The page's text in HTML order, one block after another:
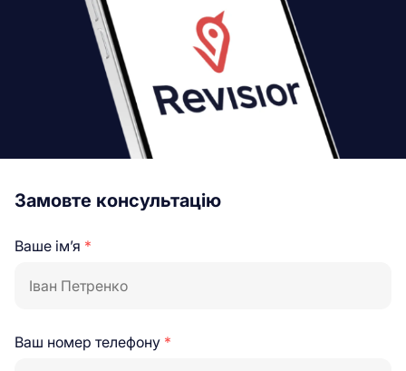
Замовте консультацію
Ваше ім’я *
Ваш номер телефону *